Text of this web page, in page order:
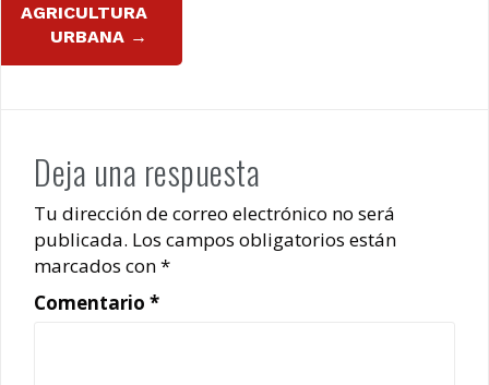
AGRICULTURA
URBANA →
Deja una respuesta
Tu dirección de correo electrónico no será
publicada. Los campos obligatorios están
marcados con*
Comentario *